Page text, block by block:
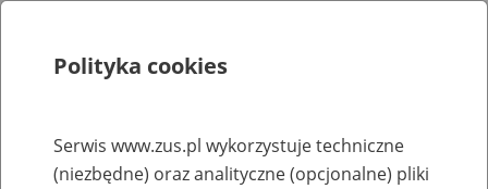
Rejestry, ewidencje i archiwa
Polityka cookies
Serwis www.zus.pl wykorzystuje techniczne
(niezbędne) oraz analityczne (opcjonalne) pliki